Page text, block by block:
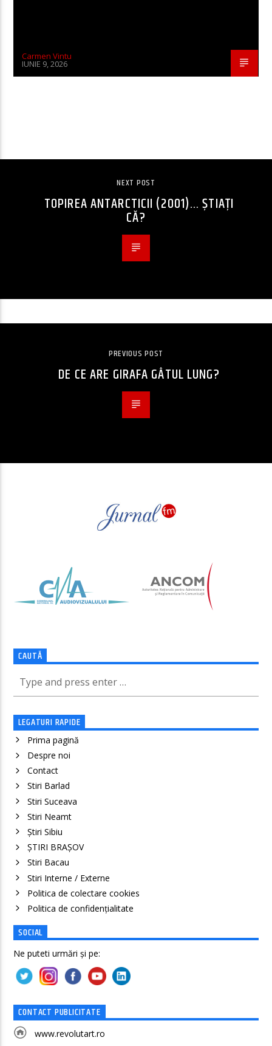
Carmen Vintu
IUNIE 9, 2026
NEXT POST
TOPIREA ANTARCTICII (2001)… ȘTIAȚI
CĂ?
PREVIOUS POST
DE CE ARE GIRAFA GÂTUL LUNG?
CAUTĂ
LEGATURI RAPIDE
Prima pagină
Despre noi
Contact
Stiri Barlad
Stiri Suceava
Stiri Neamt
Știri Sibiu
ȘTIRI BRAȘOV
Stiri Bacau
Stiri Interne / Externe
Politica de colectare cookies
Politica de confidenţialitate
SOCIAL
Ne puteti urmări și pe:
CONTACT PUBLICITATE
www.revolutart.ro